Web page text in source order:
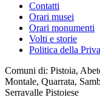
Contatti
Orari musei
Orari monumenti
Volti e storie
Politica della
Comuni di: Pistoia,
Montale, Quarrata,
Serravalle Pistoiese